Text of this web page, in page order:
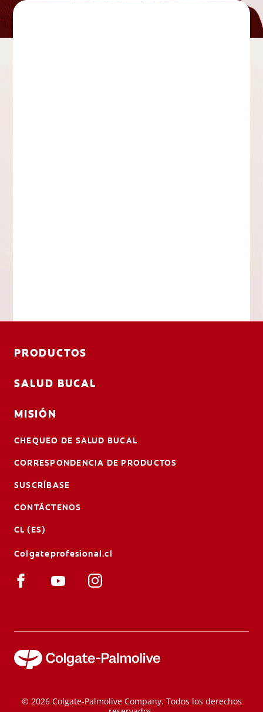
PRODUCTOS
SALUD BUCAL
MISIÓN
CHEQUEO DE SALUD BUCAL
CORRESPONDENCIA DE PRODUCTOS
SUSCRÍBASE
CONTÁCTENOS
CL (ES)
Colgateprofesional.cl
© 2026 Colgate-Palmolive Company. Todos los derechos